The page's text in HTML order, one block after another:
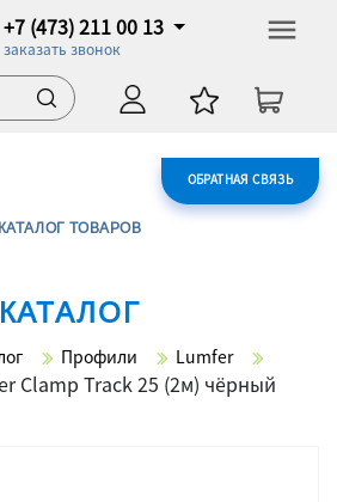
+7 (473) 211 00 13
заказать звонок
ОБРАТНАЯ СВЯЗЬ
КАТАЛОГ ТОВАРОВ
КАТАЛОГ
Профили Lumfer
Clamp Track 25 (2м) чёрный